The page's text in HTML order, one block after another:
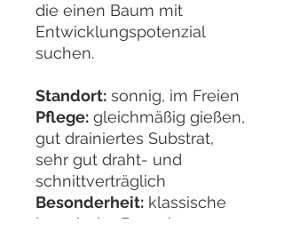
die einen Baum mit
Entwicklungspotenzial
suchen.
Standort: sonnig, im Freien
Pflege: gleichmäßig gießen,
gut drainiertes Substrat,
sehr gut draht- und
schnittverträglich
Besonderheit: klassische
japanische Bonsai-